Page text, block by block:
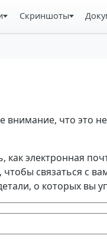
Скриншоты
что это
электронная
связаться с
о которых вы